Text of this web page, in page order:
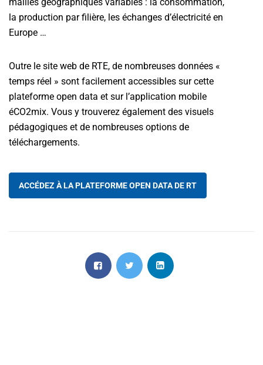
la production par filière, les échanges d’électricité en
Europe …
Outre le site web de RTE, de nombreuses données «
temps réel » sont facilement accessibles sur cette
plateforme open data et sur l’application mobile
éCO2mix. Vous y trouverez également des visuels
pédagogiques et de nombreuses options de
téléchargements.
ACCÉDEZ À LA PLATEFORME OPEN DATA DE RT